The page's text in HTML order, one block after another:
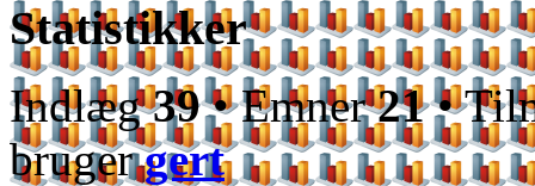
Statistikker
Indlæg39• Emner21•
brugergert